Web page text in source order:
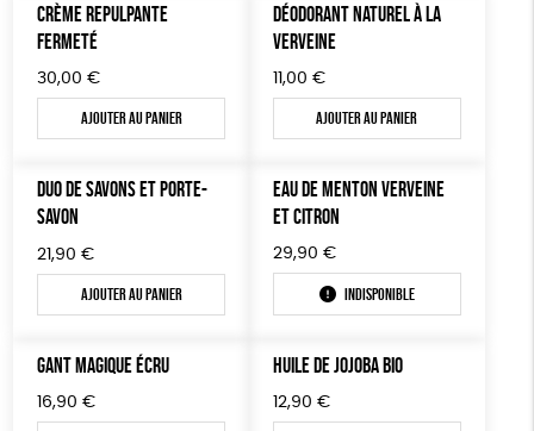
CRÈME REPULPANTE
FERMETÉ
30,00 €
Ajouter au panier
DÉODORANT NATUREL À LA
VERVEINE
11,00 €
Ajouter au panier
DUO DE SAVONS ET PORTE-
SAVON
21,90 €
Ajouter au panier
EAU DE MENTON VERVEINE
ET CITRON
29,90 €
Indisponible
GANT MAGIQUE ÉCRU
16,90 €
HUILE DE JOJOBA BIO
12,90 €